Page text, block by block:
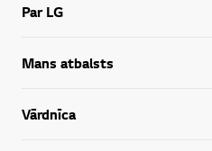
Par LG
Mans atbalsts
Vārdnīca